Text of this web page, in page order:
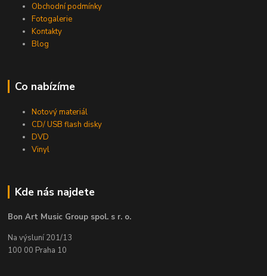
Obchodní podmínky
Fotogalerie
Kontakty
Blog
Co nabízíme
Notový materiál
CD/ USB flash disky
DVD
Vinyl
Kde nás najdete
Bon Art Music Group spol. s r. o.
Na výsluní 201/13
100 00 Praha 10